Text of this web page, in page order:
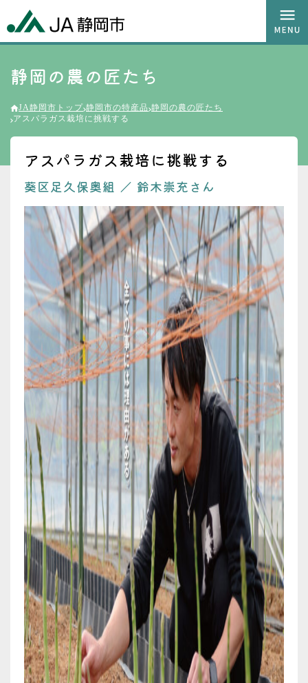
静岡の農の匠たち
JA静岡市トップ 静岡市の特産品 静岡の農の匠たち
アスパラガス栽培に挑戦する
アスパラガス栽培に挑戦する
葵区足久保奥組 ／ 鈴木崇充さん